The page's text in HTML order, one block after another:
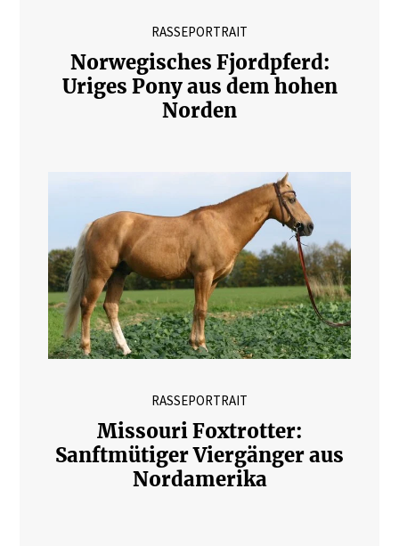
RASSEPORTRAIT
Norwegisches Fjordpferd:
Uriges Pony aus dem hohen
Norden
RASSEPORTRAIT
Missouri Foxtrotter:
Sanftmütiger Viergänger aus
Nordamerika